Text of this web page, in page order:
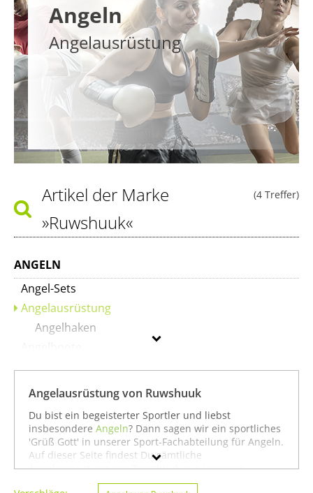
Angeln
Angelausrüstung
(4 Treffer)
Artikel der Marke
»Ruwshuuk«
ANGELN
Angel-Sets
Angelausrüstung
Angelhaken
Angelgeräte & Zubehör
Fliegenfischen
Rollen
Ruten
Ruwshuuk
Angelausrüstung von Ruwshuuk
Du bist ein begeisterter Sportler und liebst
insbesondere Angeln? Dann sagen wir ein sportliches
'Grüß Gott' in unserer Sport-Fachabteilung für Angeln.
Auf dieser Seite findest Du sämtliche
Angelausrüstung von Ruwshuuk aus unserem
Sortiment. Du kannst auch gezieltAngeln von